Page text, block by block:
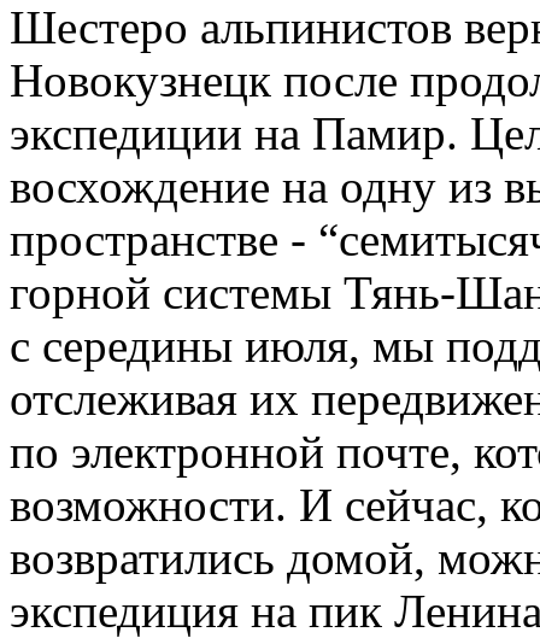
Шестеро альпинистов
Новокузнецк после
экспедиции на Памир.
восхождение на одну из
пространстве -
горной системы Тянь-
с середины июля, мы
отслеживая их
по электронной почте,
возможности. И сейчас,
возвратились домой,
экспедиция на пик